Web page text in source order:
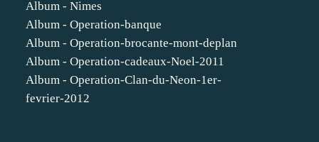
Album - Nimes
Album - Operation-banque
Album - Operation-brocante-mont-deplan
Album - Operation-cadeaux-Noel-2011
Album - Operation-Clan-du-Neon-1er-
fevrier-2012